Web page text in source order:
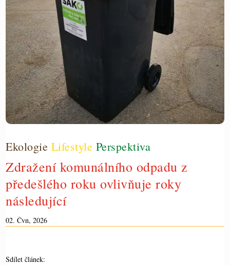
Ekologie Lifestyle Perspektiva
Zdražení komunálního odpadu z
předešlého roku ovlivňuje roky
následující
02. Čvn, 2026
Sdílet článek: